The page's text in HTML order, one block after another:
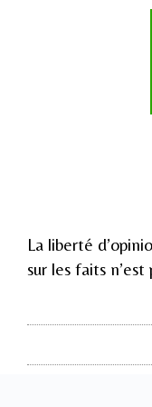
La liberté
sur les faits